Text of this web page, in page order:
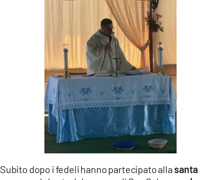
Subito dopo i fedeli hanno partecipato alla santa